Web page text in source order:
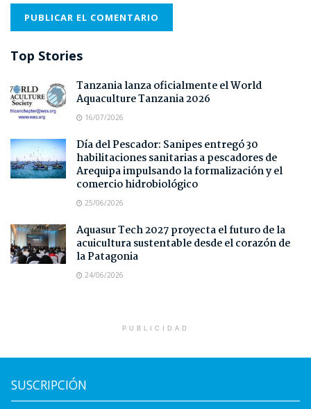
Top Stories
Tanzania lanza oficialmente el World
Aquaculture Tanzania 2026
16/07/2026
Día del Pescador: Sanipes entregó 30
habilitaciones sanitarias a pescadores de
Arequipa impulsando la formalización y el
comercio hidrobiológico
25/06/2026
Aquasur Tech 2027 proyecta el futuro de la
acuicultura sustentable desde el corazón de
la Patagonia
24/06/2026
PUBLICIDAD
SUSCRIPCIÓN